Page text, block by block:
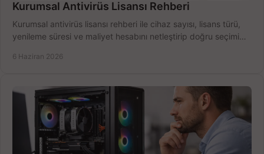
Kurumsal Antivirüs Lisansı Rehberi
Kurumsal antivirüs lisansı rehberi ile cihaz sayısı, lisans türü,
yenileme süresi ve maliyet hesabını netleştirip doğru seçimi
6 Haziran 2026